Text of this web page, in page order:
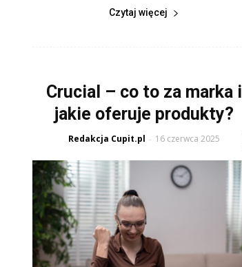
Czytaj więcej
Crucial – co to za marka i
jakie oferuje produkty?
Redakcja Cupit.pl - 16 czerwca 2025